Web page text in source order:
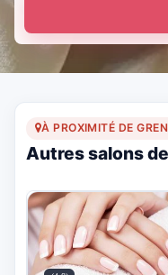
À PROXIMITÉ DE
Autres salons